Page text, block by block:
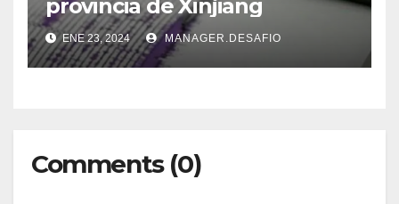
provincia de Xinjiang
ENE 23, 2024 MANAGER.DESAFIO
Comments (0)